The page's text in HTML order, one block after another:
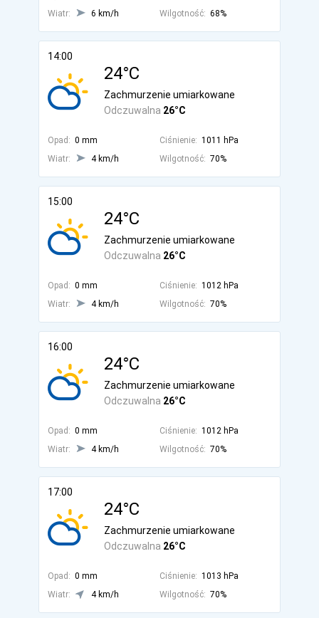
Wiatr:
6 km/h Wilgotność: 68%
14:00
24°C
Odczuwalna 26°C
Zachmurzenie umiarkowane
Opad: 0 mm Ciśnienie: 1011 hPa
Wiatr:
4 km/h Wilgotność: 70%
15:00
24°C
Odczuwalna 26°C
Zachmurzenie umiarkowane
Opad: 0 mm Ciśnienie: 1012 hPa
Wiatr:
4 km/h Wilgotność: 70%
16:00
24°C
Odczuwalna 26°C
Zachmurzenie umiarkowane
Opad: 0 mm Ciśnienie: 1012 hPa
Wiatr:
4 km/h Wilgotność: 70%
17:00
24°C
Odczuwalna 26°C
Zachmurzenie umiarkowane
Opad: 0 mm Ciśnienie: 1013 hPa
Wiatr:
4 km/h Wilgotność: 70%